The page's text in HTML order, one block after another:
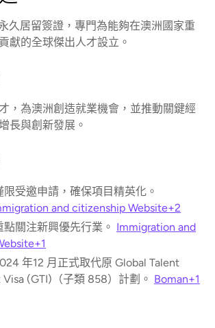
久居留簽證，專門為能夠在澳洲國家重
獻的全球傑出人才設立。
，為澳洲創造就業機會，並推動關鍵經
長與創新發展。
受邀申請，確保項目精英化。
and citizenship Website+2
關注新興優先行業。 Immigration and
年12 月正式取代原 Global Talent
(GTI)（子類 858）計劃。 Boman+1